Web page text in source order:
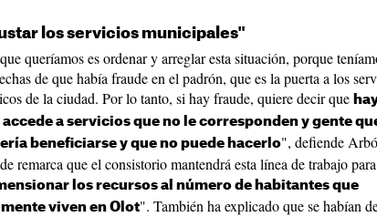
los servicios municipales"
queríamos es ordenar y arreglar esta situación, porque
de que había fraude en el padrón, que es la puerta a los
de la ciudad. Por lo tanto, si hay fraude, quiere decir que
accede a servicios que no le corresponden y gente
beneficiarse y que no puede hacerlo", defiende
remarca que el consistorio mantendrá esta línea de trabajo para
los recursos al número de habitantes que
viven en Olot". También ha explicado que se habían